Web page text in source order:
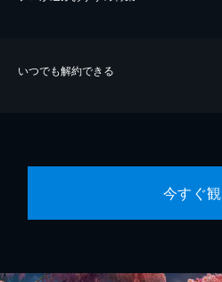
いつでも解約できる
今すぐ